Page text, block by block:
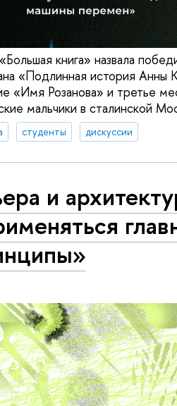
книга» назвала
«Подлинная история Анны
«Имя Розанова» и третье
мальчики в сталинской
студенты дискуссии
и